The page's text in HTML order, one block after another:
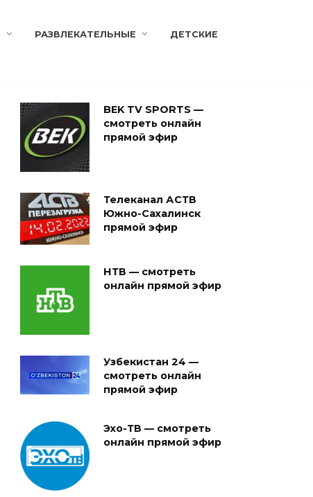
РАЗВЛЕКАТЕЛЬНЫЕ ДЕТСКИЕ
BEK TV SPORTS —
смотреть онлайн
прямой эфир
Телеканал АСТВ
Южно-Сахалинск
прямой эфир
НТВ — смотреть
онлайн прямой эфир
Узбекистан 24 —
смотреть онлайн
прямой эфир
Эхо-ТВ — смотреть
онлайн прямой эфир